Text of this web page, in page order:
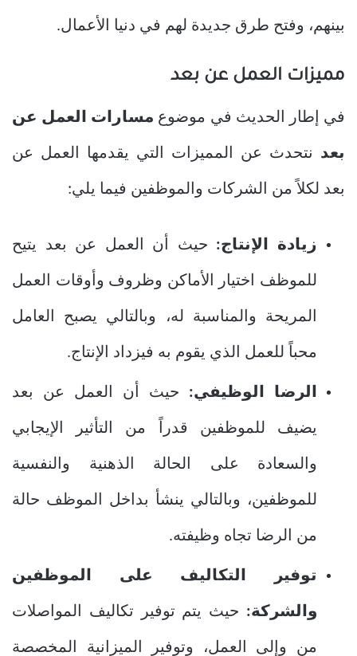
بينهم، وفتح طرق جديدة لهم في دنيا الأعمال.
مميزات العمل عن بعد
في إطار الحديث في موضوع مسارات العمل عن
بعد نتحدث عن المميزات التي يقدمها العمل عن
بعد لكلاً من الشركات والموظفين فيما يلي:
زيادة الإنتاج: حيث أن العمل عن بعد يتيح
للموظف اختيار الأماكن وظروف وأوقات العمل
المريحة والمناسبة له، وبالتالي يصبح العامل
محباً للعمل الذي يقوم به فيزداد الإنتاج.
الرضا الوظيفي: حيث أن العمل عن بعد
يضيف للموظفين قدراً من التأثير الإيجابي
والسعادة على الحالة الذهنية والنفسية
للموظفين، وبالتالي ينشأ بداخل الموظف حالة
من الرضا تجاه وظيفته.
توفير التكاليف على الموظفين
والشركة: حيث يتم توفير تكاليف المواصلات
من وإلى العمل، وتوفير الميزانية المخصصة